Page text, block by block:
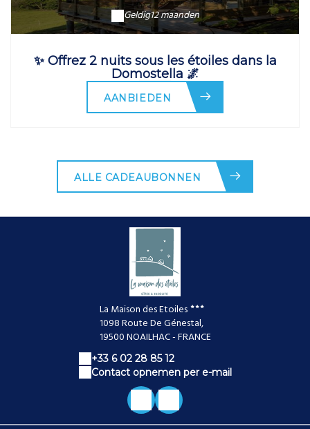
Geldig12 maanden
✨ Offrez 2 nuits sous les étoiles dans la
Domostella 🌌
AANBIEDEN
ALLE CADEAUBONNEN
La Maison des Etoiles
1098 Route De Génestal,
19500 NOAILHAC - FRANCE
+33 6 02 28 85 12
Contact opnemen per e-mail